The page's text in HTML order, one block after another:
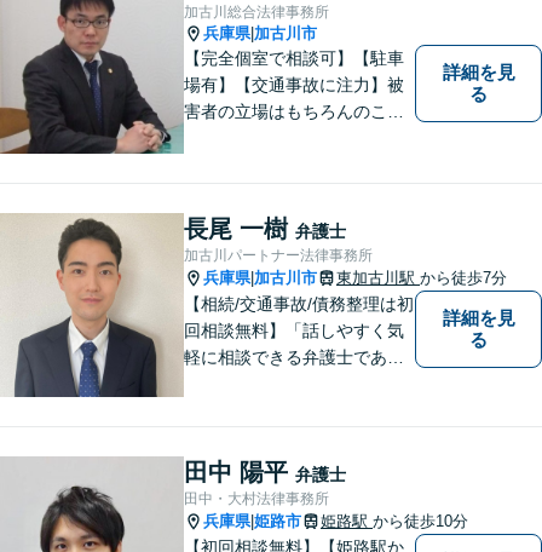
加古川総合法律事務所
兵庫県|加古川市
【完全個室で相談可】【駐車
場有】【交通事故に注力】被
害者の立場はもちろんのこ
その経験の中で交通事故に関
する知識を研鑽して参りまし
た。依頼者様の立場に立って
親身に対応いたしますので、
ご相談ください。
詳細を見
る
長尾 一樹 弁護士
加古川パートナー法律事務所
兵庫県|加古川市 東加古川駅 から徒歩7分
【相続/交通事故/債務整理は初
回相談無料】「話しやすく気
軽に相談できる弁護士である
歩7分】
詳細を見
る
田中 陽平 弁護士
田中・大村法律事務所
兵庫県|姫路市 姫路駅 から徒歩10分
【初回相談無料】【姫路駅か